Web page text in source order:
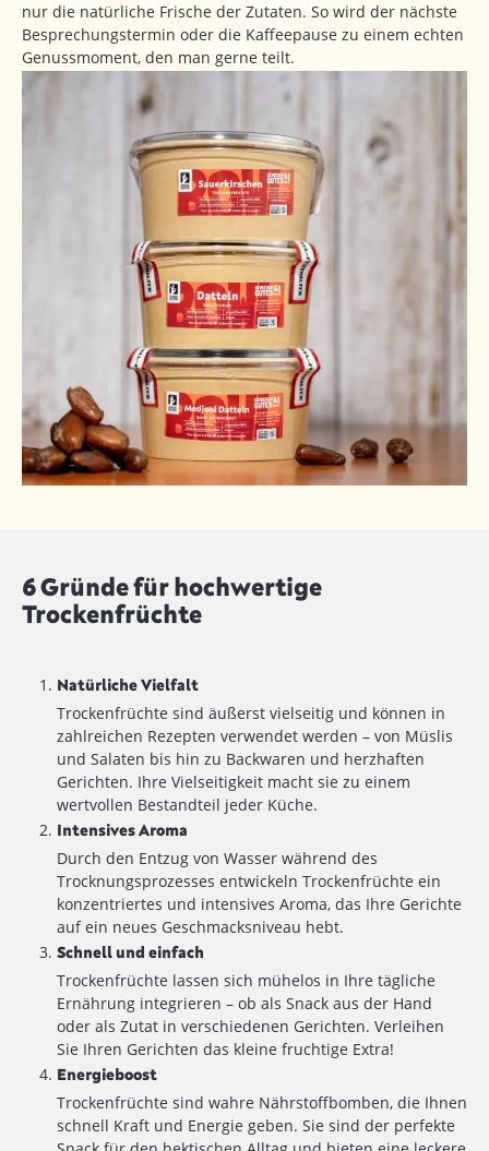
nur die natürliche Frische der Zutaten. So wird der nächste
Besprechungstermin oder die Kaffeepause zu einem echten
Genussmoment, den man gerne teilt.
6 Gründe für hochwertige
Trockenfrüchte
Natürliche Vielfalt
Trockenfrüchte sind äußerst vielseitig und können in
zahlreichen Rezepten verwendet werden – von Müslis
und Salaten bis hin zu Backwaren und herzhaften
Gerichten. Ihre Vielseitigkeit macht sie zu einem
wertvollen Bestandteil jeder Küche.
Intensives Aroma
Durch den Entzug von Wasser während des
Trocknungsprozesses entwickeln Trockenfrüchte ein
konzentriertes und intensives Aroma, das Ihre Gerichte
auf ein neues Geschmacksniveau hebt.
Schnell und einfach
Trockenfrüchte lassen sich mühelos in Ihre tägliche
Ernährung integrieren – ob als Snack aus der Hand
oder als Zutat in verschiedenen Gerichten. Verleihen
Sie Ihren Gerichten das kleine fruchtige Extra!
Energieboost
Trockenfrüchte sind wahre Nährstoffbomben, die Ihnen
schnell Kraft und Energie geben. Sie sind der perfekte